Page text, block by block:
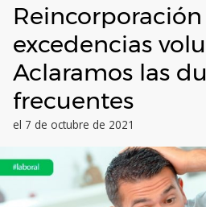
excedencias
Aclaramos las
frecuentes
el 7 de octubre de 2021